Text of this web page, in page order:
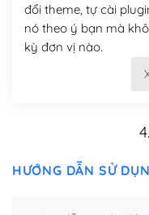
đổi theme, tự cài
nó theo ý bạn mà
kỳ đơn vị nào.
Việc của bạn là
Có thể tùy biến trên
– Thân thiện với
HƯỚNG DẪN SỬ